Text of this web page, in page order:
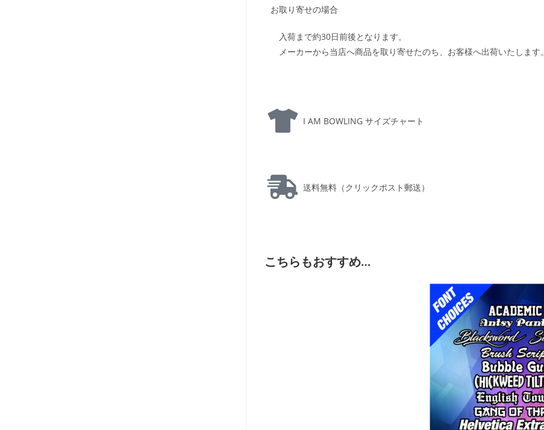
お取り寄せの場合
入荷まで約30日前後となります。
メーカーから当店へ商品を取り寄せたのち、お客様へ出荷いたします。
I AM BOWLING サイズチャート
送料無料（クリックポスト郵送）
こちらもおすすめ…